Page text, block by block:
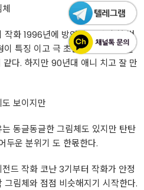
작화 1996년에 방영된 코난의 첫 번
특징 이고 극 초반의 작화라 호불
다. 하지만 90년대 애니 치고 잘 만
보이지만
동글동글한 그림체도 있지만 탄탄
두운 분위기 도 한몫한다.
드 작화 코난 3기부터 작화가 안정
림체와 점점 비슷해지기 시작한다.